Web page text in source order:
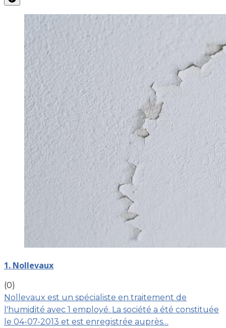
1. Nollevaux
(0)
Nollevaux est un spécialiste en traitement de
l'humidité avec 1 employé. La société a été constituée
le 04-07-2013 et est enregistrée auprès…